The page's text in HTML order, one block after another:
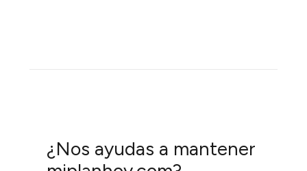
¿Nos ayudas a mantener